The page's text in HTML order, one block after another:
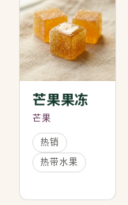
芒果果冻
芒果
热销
热带水果